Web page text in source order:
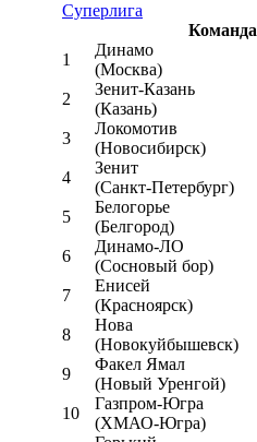
Суперлига
Команда
1
Динамо
(Москва)
2
Зенит-Казань
(Казань)
3
Локомотив
(Новосибирск)
4
Зенит
(Санкт-Петербург)
5
Белогорье
(Белгород)
6
Динамо-ЛО
(Сосновый бор)
7
Енисей
(Красноярск)
8
Нова
(Новокуйбышевск)
9
Факел Ямал
(Новый Уренгой)
10
Газпром-Югра
(ХМАО-Югра)